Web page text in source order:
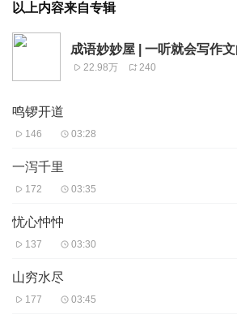
以上内容来自专辑
成语妙妙屋 | 一听就会写作
22.98万 240
鸣锣开道
146 03:28
一泻千里
172 03:35
忧心忡忡
137 03:30
山穷水尽
177 03:45